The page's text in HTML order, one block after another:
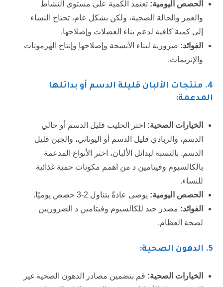
الحصص اليومية: تعتمد الكمية على مستوى النشاط
والعمر والحالة الصحية، ولكن بشكل عام، تحتاج النساء
إلى كمية كافية لدعم بناء العضلات وإصلاحها.
الفوائد: ضرورية لبناء الأنسجة وإصلاحها وإنتاج الهرمونات
والإنزيمات.
4. منتجات الألبان قليلة الدسم أو بدائلها
المدعمة:
الخيارات الصحية: اختر الحليب قليل الدسم أو خالي
الدسم، والزبادي قليل الدسم أو اليوناني، والجبن قليل
الدسم. بالنسبة لبدائل الألبان، اختر الأنواع المدعمة
بالكالسيوم وفيتامين د من اهمم مكونات حمية غذائية
للنساء.
الحصص اليومية: يوصى عادةً بتناول 2-3 حصص يوميًا.
الفوائد: مصدر جيد للكالسيوم وفيتامين د الضروريين
لصحة العظام.
5. الدهون الصحية:
الخيارات الصحية: قم بتضمين مصادر الدهون الصحية غير